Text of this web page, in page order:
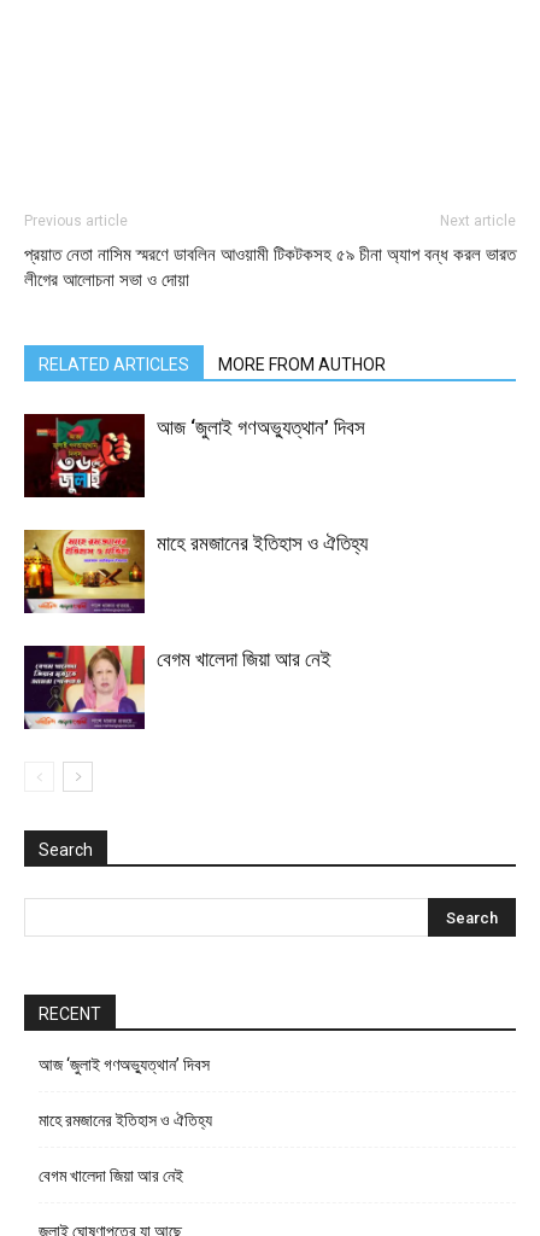
Previous article
প্রয়াত নেতা নাসিম স্মরণে ডাবলিন আওয়ামী
লীগের আলোচনা সভা ও দোয়া
Next article
টিকটকসহ ৫৯ চীনা অ্যাপ বন্ধ করল ভারত
RELATED ARTICLES MORE FROM AUTHOR
আজ ‘জুলাই গণঅভ্যুত্থান’ দিবস
মাহে রমজানের ইতিহাস ও ঐতিহ্য
বেগম খালেদা জিয়া আর নেই
Search
RECENT
আজ ‘জুলাই গণঅভ্যুত্থান’ দিবস
মাহে রমজানের ইতিহাস ও ঐতিহ্য
বেগম খালেদা জিয়া আর নেই
জুলাই ঘোষণাপত্রে যা আছে